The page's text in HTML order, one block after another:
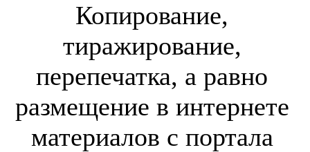
Копирование,
тиражирование,
перепечатка, а равно
размещение в интернете
материалов с портала